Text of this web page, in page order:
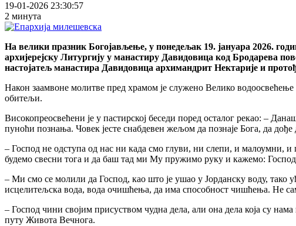
19-01-2026 23:30:57
2 минута
На велики празник Богојављење, у понедељак 19. јануара 2026.
архијерејску Литургију у манастиру Давидовица код Бродарева
настојатељ манастира Давидовица архимандрит Нектарије и
Након заамвоне молитве пред храмом је служено Велико
обитељи.
Високопреосвећени је у пастирској беседи поред осталог рекао: –
пуноћи познања. Човек јесте снабдевен жељом да познаје Бога, да
– Господ не одступа од нас ни када смо глуви, ни слепи, и малоумни,
будемо свесни тога и да баш тад ми Му пружимо руку и кажемо:
– Ми смо се молили да Господ, као што је ушао у Јорданску воду,
исцелитељска вода, вода очишћења, да има способност чишћења. Не
– Господ чини својим присуством чудна дела, али она дела која су
путу Живота Вечнога.